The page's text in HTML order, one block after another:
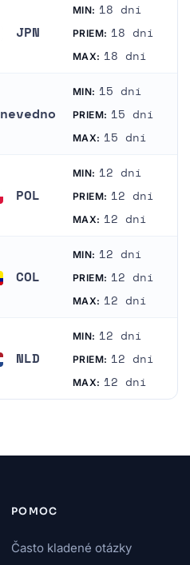
JPN
MIN: 18 dní
PRIEM: 18 dní
MAX: 18 dní
nevedno
MIN: 15 dní
PRIEM: 15 dní
MAX: 15 dní
POL
MIN: 12 dní
PRIEM: 12 dní
MAX: 12 dní
COL
MIN: 12 dní
PRIEM: 12 dní
MAX: 12 dní
NLD
MIN: 12 dní
PRIEM: 12 dní
MAX: 12 dní
POMOC
Často kladené otázky